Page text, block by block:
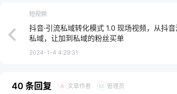
短视频
抖音·引流私域转化模式 1.0 现场视频，从抖
私域，让加到私域的粉丝买单
2024-1-4 4:29:31
40 条回复 A 文章作者 M 管理员